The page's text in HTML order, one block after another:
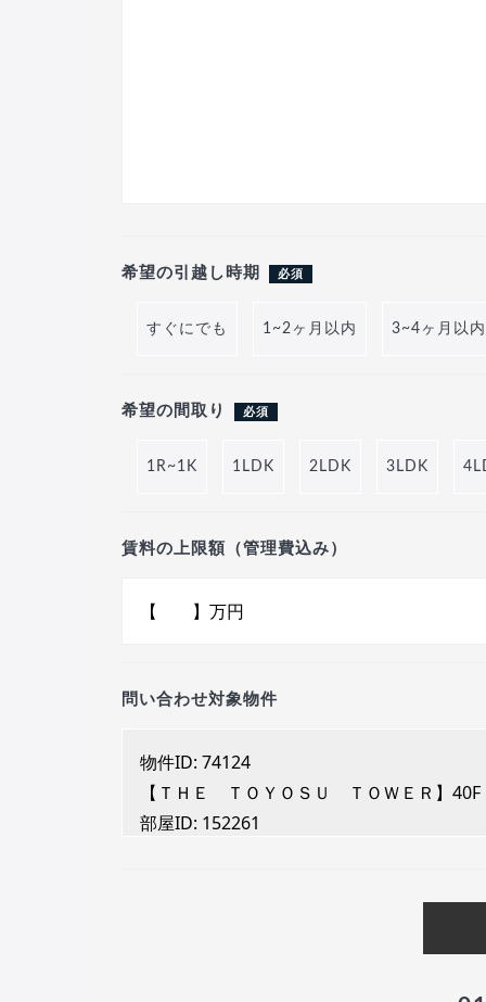
希望の引越し時期 必須
すぐにでも 1~2ヶ月以内 3~4ヶ月以内
希望の間取り 必須
1R~1K 1LDK 2LDK 3LDK
賃料の上限額（管理費込み）
問い合わせ対象物件